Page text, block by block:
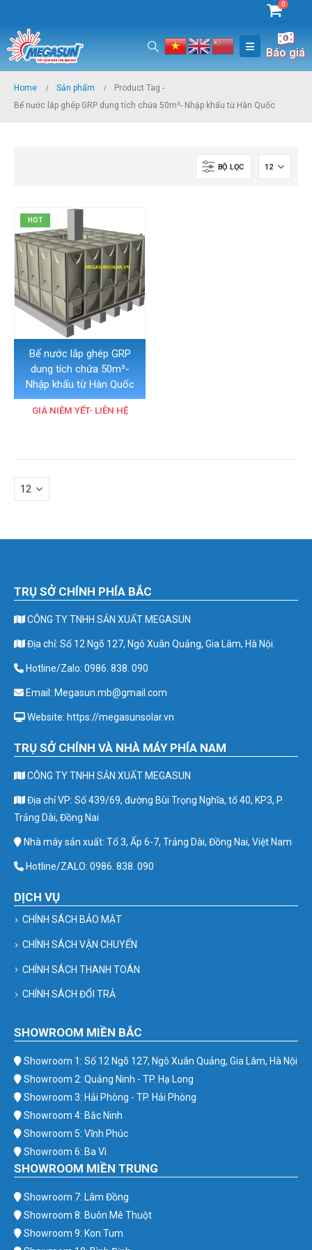
0
Báo giá
Home Sản phẩm
Product Tag -
Bể nước lắp ghép GRP dung tích chứa 50m³- Nhập khẩu từ Hàn Quốc
BỘ LỌC
HOT
Bể nước lắp ghép GRP
dung tích chứa 50m³-
Nhập khẩu từ Hàn Quốc
GIÁ NIÊM YẾT- LIÊN HỆ
TRỤ SỞ CHÍNH PHÍA BẮC
CÔNG TY TNHH SẢN XUẤT MEGASUN
Địa chỉ: Số 12 Ngõ 127, Ngô Xuân Quảng, Gia Lâm, Hà Nội.
Hotline/Zalo: 0986. 838. 090
Email: Megasun.mb@gmail.com
Website: https://megasunsolar.vn
TRỤ SỞ CHÍNH VÀ NHÀ MÁY PHÍA NAM
CÔNG TY TNHH SẢN XUẤT MEGASUN
Địa chỉ VP: Số 439/69, đường Bùi Trọng Nghĩa, tổ 40, KP3, P.
Trảng Dài, Đồng Nai
Nhà máy sản xuất: Tổ 3, Ấp 6-7, Trảng Dài, Đồng Nai, Việt Nam
Hotline/ZALO: 0986. 838. 090
DỊCH VỤ
CHÍNH SÁCH BẢO MẬT
CHÍNH SÁCH VẬN CHUYỂN
CHÍNH SÁCH THANH TOÁN
CHÍNH SÁCH ĐỔI TRẢ
SHOWROOM MIỀN BẮC
Showroom 1: Số 12 Ngõ 127, Ngô Xuân Quảng, Gia Lâm, Hà Nội
Showroom 2: Quảng Ninh - TP. Hạ Long
Showroom 3: Hải Phòng - TP. Hải Phòng
Showroom 4: Bắc Ninh
Showroom 5: Vĩnh Phúc
Showroom 6: Ba Vì
SHOWROOM MIỀN TRUNG
Showroom 7: Lâm Đồng
Showroom 8: Buôn Mê Thuột
Showroom 9: Kon Tum